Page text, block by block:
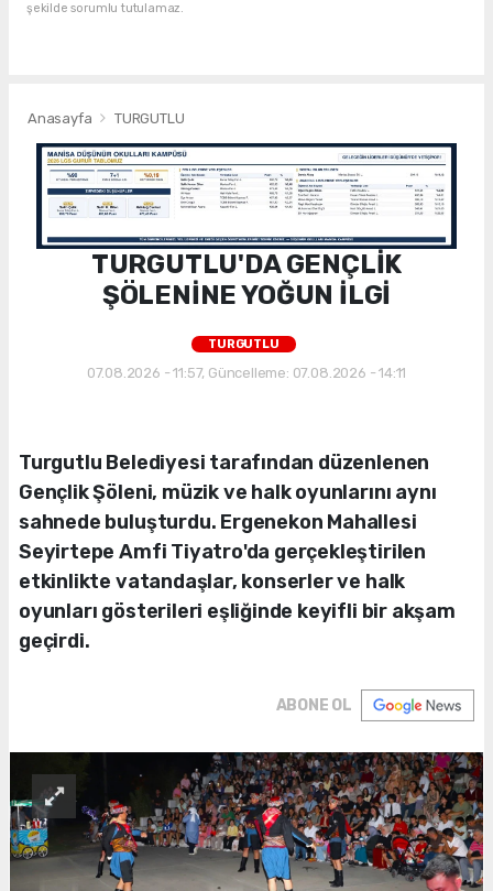
şekilde sorumlu tutulamaz.
Anasayfa TURGUTLU
TURGUTLU'DA GENÇLİK
ŞÖLENİNE YOĞUN İLGİ
TURGUTLU
07.08.2026 - 11:57, Güncelleme: 07.08.2026 - 14:11
Turgutlu Belediyesi tarafından düzenlenen
Gençlik Şöleni, müzik ve halk oyunlarını aynı
sahnede buluşturdu. Ergenekon Mahallesi
Seyirtepe Amfi Tiyatro'da gerçekleştirilen
etkinlikte vatandaşlar, konserler ve halk
oyunları gösterileri eşliğinde keyifli bir akşam
geçirdi.
ABONE OL